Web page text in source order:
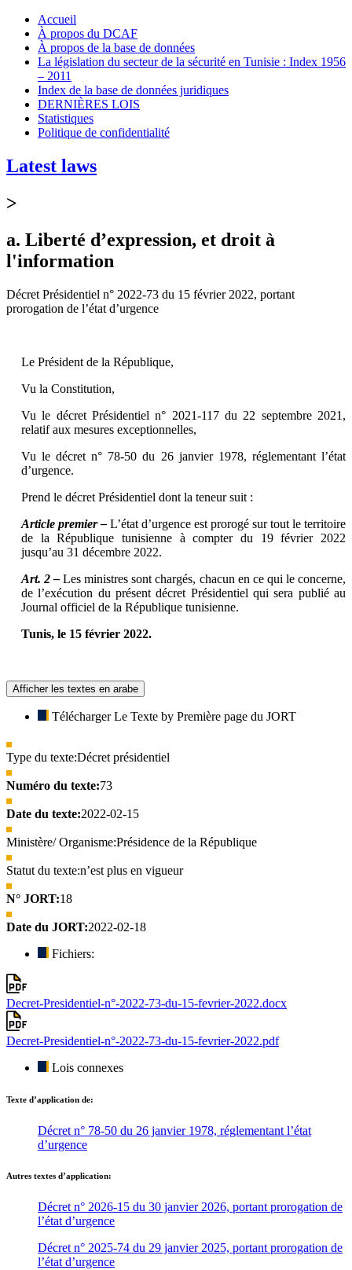
Accueil
À propos du DCAF
À propos de la base de données
La législation du secteur de la sécurité en Tunisie : Index 1956
– 2011
Index de la base de données juridiques
DERNIÈRES LOIS
Statistiques
Politique de confidentialité
Latest laws
>
a. Liberté d’expression, et droit à
l'information
Décret Présidentiel n° 2022-73 du 15 février 2022, portant
prorogation de l’état d’urgence
Le Président de la République,
Vu la Constitution,
Vu le décret Présidentiel n° 2021-117 du 22 septembre 2021,
relatif aux mesures exceptionnelles,
Vu le décret n° 78-50 du 26 janvier 1978, réglementant l’état
d’urgence.
Prend le décret Présidentiel dont la teneur suit :
Article premier –L’état d’urgence est prorogé sur tout le territoire
de la République tunisienne à compter du 19 février 2022
jusqu’au 31 décembre 2022.
Art. 2 –Les ministres sont chargés, chacun en ce qui le concerne,
de l’exécution du présent décret Présidentiel qui sera publié au
Journal officiel de la République tunisienne.
Tunis, le 15 février 2022.
Afficher les textes en arabe
Télécharger Le Texte by Première page du JORT
Type du texte:Décret présidentiel
Numéro du texte:73
Date du texte:2022-02-15
Ministère/ Organisme:Présidence de la République
Statut du texte:n’est plus en vigueur
N° JORT:18
Date du JORT:2022-02-18
Fichiers:
Decret-Presidentiel-n°-2022-73-du-15-fevrier-2022.docx
Decret-Presidentiel-n°-2022-73-du-15-fevrier-2022.pdf
Lois connexes
Texte d’application de:
Décret n° 78-50 du 26 janvier 1978, réglementant l’état
d’urgence
Autres textes d’application:
Décret n° 2026-15 du 30 janvier 2026, portant prorogation de
l’état d’urgence
Décret n° 2025-74 du 29 janvier 2025, portant prorogation de
l’état d’urgence